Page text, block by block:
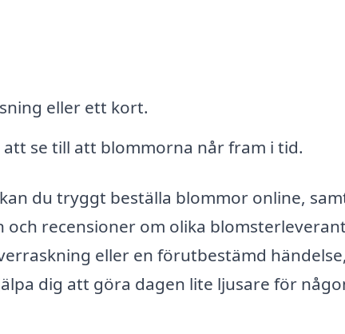
eller ett kort.
se till att blommorna når fram i tid.
du tryggt beställa blommor online,
recensioner om olika
eller en förutbestämd händelse,
dig att göra dagen lite ljusare för